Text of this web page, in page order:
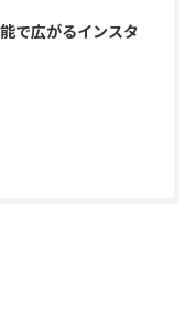
で広がるインスタ